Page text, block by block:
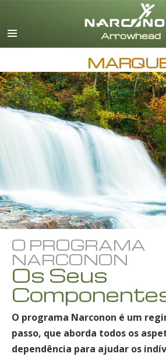
O PROGRAMA
NARCONON
Os Seus
O programa Narconon é um
passo, que aborda todos os
dependência para ajudar os